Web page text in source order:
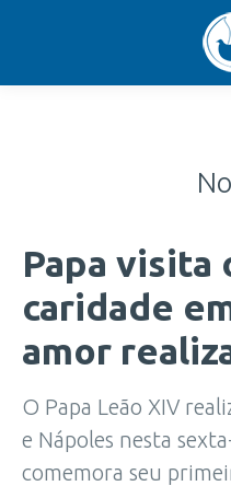
Papa visita
caridade
amor
O Papa Leão XIV
e Nápoles nesta
comemora seu